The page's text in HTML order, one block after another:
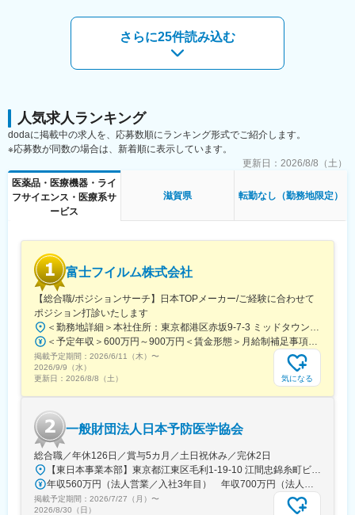
す。
■世界30か国で事業を展開する同社ですが、日本はアジアで唯一
製造・開発拠点を保有しています。
日本の品質の高さ、技術力が期待されています。掛川工場は1980
います。
変更の範囲：会社の定める業務
さらに25件読み込む
人気求人ランキング
dodaに掲載中の求人を、応募数順にランキング形式でご紹介します。
※応募数が同数の場合は、新着順に表示しています。
更新日： 2026/8/8（土）
医薬品・医療機器・ライ
フサイエンス・医療系サ
ービス
滋賀県 転勤なし（勤務地限定）
富士フイルム株式会社
【総合職/ポジションサーチ】日本TOPメーカー/ご経験に合わせて
ポジション打診いたします
＜勤務地詳細＞本社住所：東京都港区赤坂9-7-3 ミッドタウン・ウェスト勤務地最寄駅：東京メトロ日比谷線／都営大江戸線／六本木駅受動喫煙対策：敷地内全面禁煙
＜予定年収＞600万円～900万円＜賃金形態＞月給制補足事項なし＜賃金内訳＞月額（基本給）：300,000円～500,000円＜月給＞300,000円～500,000円＜昇給有無＞有＜残業手当＞有賃金はあくまでも目安の金額であり、選考を通じて上下する可能性があります。月給(月額)は固定手当を含めた表記です。
掲載予定期間： 2026/6/11（木） 〜
2026/9/9（水）
更新日： 2026/8/8（土） 気になる
一般財団法人日本予防医学協会
総合職／年休126日／賞与5カ月／土日祝休み／完休2日
【東日本事業本部】東京都江東区毛利1-19-10 江間忠錦糸町ビル※訪問先からの直行直帰が可能です！＜アクセス＞・JR総武線（快速・各駅停車）／東京メトロ半蔵門線 錦糸町駅より徒歩5分・東京メトロ半蔵門線／都営新宿線 住吉駅より徒歩5分※受動喫煙対策:屋内全面禁煙
年収560万円（法人営業／入社3年目） 年収700万円（法人営業・チームリーダー／入社5年目）
掲載予定期間： 2026/7/27（月） 〜
2026/8/30（日）